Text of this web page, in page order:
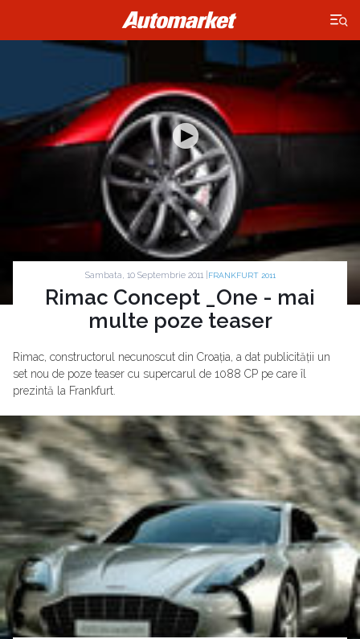
×
Sambata, 10 Septembrie 2011 | FRANKFURT 2011
Rimac Concept _One - mai
multe poze teaser
Rimac, constructorul necunoscut din Croația, a dat publicității un
set nou de poze teaser cu supercarul de 1088 CP pe care îl
prezintă la Frankfurt.